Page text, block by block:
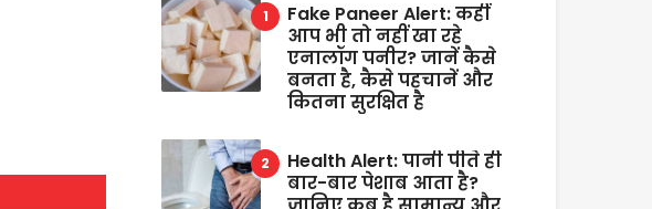
Fake Paneer Alert: कहीं
आप भी तो नहीं खा रहे
एनालॉग पनीर? जानें कैसे
बनता है, कैसे पहचानें और
कितना सुरक्षित है
Health Alert: पानी पीते ही
बार-बार पेशाब आता है?